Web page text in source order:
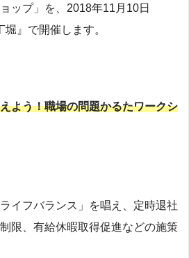
ップ」を、2018年11月10日
堀』で開催します。
よう！職場の問題かるたワークシ
イフバランス」を唱え、定時退社
限、有給休暇取得促進などの施策